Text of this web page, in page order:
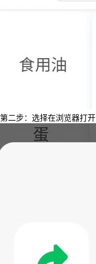
第二步：选择在浏览器打开